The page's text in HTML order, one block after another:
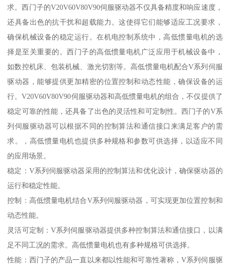
求。西门子的V20V60V80V90伺服驱动器不仅具备精度和响应速度，
还具备出色的抗干扰和超载能力。这使得它们能够适应工况要求，
确保机械设备的稳定运行。在机电控制系统中，高低惯量电机的选
择是至关重要的。西门子的高低惯量电机广泛应用于机械设备中，
如数控机床、包装机械、激光切割等。高低惯量电机配合V系列伺服
驱动器，能够提供更加精密的位置控制和动态性能，确保设备的运
行。V20V60V80V90伺服驱动器和高低惯量电机的组合，不仅提供了
稳定可靠的性能，还具备了出色的灵活性和可定制性。西门子的V系
列伺服驱动器可以根据不同的控制算法和通信接口来满足客户的需
求。，高低惯量电机也提供多种规格和参数可供选择，以适应不同
的应用场景。
稳定：V系列伺服驱动器采用的控制算法和优化设计，确保驱动器的
运行和稳定性能。
控制：高低惯量电机结合V系列伺服驱动器，可实现更加位置控制和
动态性能。
灵活可定制：V系列伺服驱动器提供多种控制算法和通信接口，以满
足不同工况的需求。高低惯量电机也有多种规格可供选择。
性能：西门子的产品一直以来都以性能和可靠性著称，V系列伺服驱